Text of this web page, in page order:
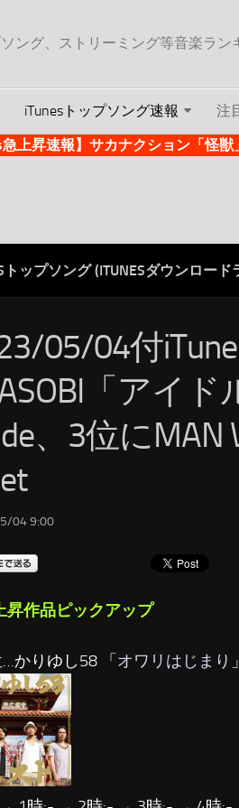
ソング、ストリーミング等音楽ラ
iTunesトップソング速報 注
急上昇速報】サカナクション「怪
トップソング (ITUNESダウンロード
05/04付
「アイ
、3位にMAN
04 9:00
昇作品ピックアップ
かりゆし58 「 オワリはじまり 」